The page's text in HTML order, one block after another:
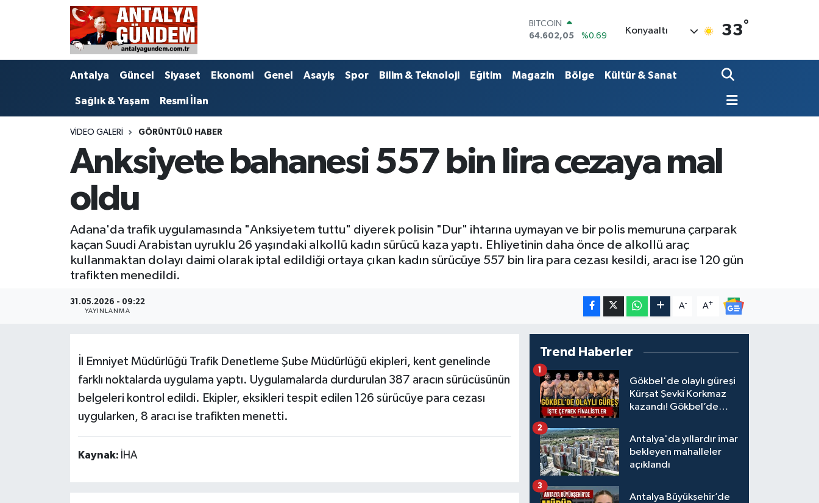
BITCOIN
64.602,05
%0.69
47,5986
%0.06
EURO
13.768
%48
Konyaaltı 33°
Antalya Güncel Siyaset Ekonomi Genel Asayiş Spor Bilim & Teknoloji Eğitim Magazin Bölge Kültür & Sanat
Sağlık & Yaşam Resmi İlan
VIDEO GALERI GÖRÜNTÜLÜ HABER
Anksiyete bahanesi 557 bin lira cezaya mal
oldu
Adana'da trafik uygulamasında "Anksiyetem tuttu" diyerek polisin "Dur" ihtarına uymayan ve bir polis memuruna çarparak
kaçan Suudi Arabistan uyruklu 26 yaşındaki alkollü kadın sürücü kaza yaptı. Ehliyetinin daha önce de alkollü araç
kullanmaktan dolayı daimi olarak iptal edildiği ortaya çıkan kadın sürücüye 557 bin lira para cezası kesildi, aracı ise 120 gün
trafikten menedildi.
31.05.2026 - 09:22
YAYINLANMA
A- A+
İl Emniyet Müdürlüğü Trafik Denetleme Şube Müdürlüğü ekipleri, kent genelinde
farklı noktalarda uygulama yaptı. Uygulamalarda durdurulan 387 aracın sürücüsünün
belgeleri kontrol edildi. Ekipler, eksikleri tespit edilen 126 sürücüye para cezası
uygularken, 8 aracı ise trafikten menetti.
Kaynak: İHA
Trend Haberler
Gökbel'de olaylı güreşi
Kürşat Şevki Korkmaz
kazandı! Gökbel’de
Gürbüz elendi!
1
Antalya'da yıllardır imar
bekleyen mahalleler
açıklandı
2
Antalya Büyükşehir’de
3
Antalya
Bilim & Teknoloji
EĞİTİM
Ekonomi
Görüntülü Haber
Sağlık & Yaşam
Antalya Nöbetçi Eczaneler
Antalya Hava Durumu
Antalya Namaz Vakitleri
Süper Lig Puan Durumu ve Fikstür
Tüm Manşetler
Son Dakika Haberleri
Haber Arşivi